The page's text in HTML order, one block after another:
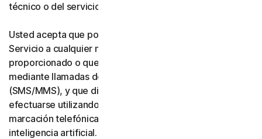
técnico o del servicio.
Usted acepta que podamos realizar Comunicaciones del
Servicio a cualquier número de teléfono que nos haya
proporcionado o que nos proporcione en el futuro
mediante llamadas de voz o mensajes de texto
(SMS/MMS), y que dichas llamadas o mensajes puedan
efectuarse utilizando un sistema automático de
marcación telefónica, una voz artificial o pregrabada, o
inteligencia artificial. Usted reconoce y acepta que